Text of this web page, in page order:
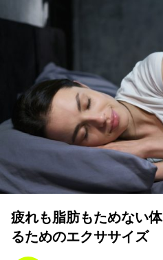
疲れも脂肪もためない
るためのエクササイズ